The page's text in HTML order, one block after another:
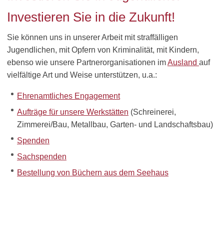
Investieren Sie in die Zukunft!
Sie können uns in unserer Arbeit mit straffälligen
Jugendlichen, mit Opfern von Kriminalität, mit Kindern,
ebenso wie unsere Partnerorganisationen imAusland auf
vielfältige Art und Weise unterstützen, u.a.:
Ehrenamtliches Engagement
Aufträge für unsere Werkstätten (Schreinerei,
Zimmerei/Bau, Metallbau, Garten- und Landschaftsbau)
Spenden
Sachspenden
Bestellung von Büchern aus dem Seehaus